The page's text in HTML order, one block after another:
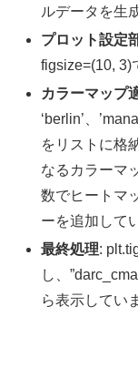
ルデータを生
プロット設定
figsize=(10, 3)
カラーマップ
‘berlin’、
をリストに格
なるカラーマ
数でヒートマ
ーを追加して
最終処理:
し、
ら表示してい